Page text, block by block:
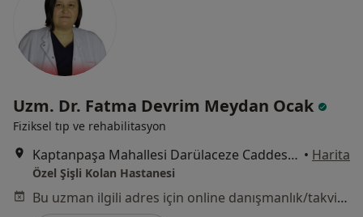
Uzm. Dr. Fatma Devrim Meydan Ocak
Fiziksel tıp ve rehabilitasyon
Kaptanpaşa Mahallesi Darülaceze Caddesi No:14 Okmeydanı, Şişli • Harita
Özel Şişli Kolan Hastanesi
Bu uzman ilgili adres için online danışmanlık/takvim sunmuyor.